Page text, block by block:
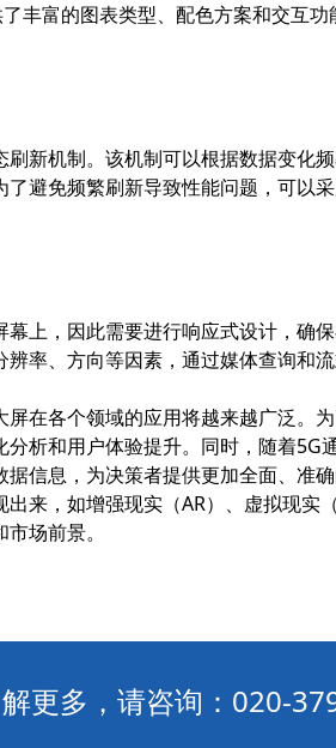
丰富的图表类型、配色方案和交互
新机制。该机制可以根据数据变化
避免频繁刷新导致性能问题，可以
上，因此需要进行响应式设计，确
率、方向等因素，通过媒体查询和
在各个领域的应用将越来越广泛。
析和用户体验提升。同时，随着5G
信息，为决策者提供更加全面、准
来，如增强现实（AR）、虚拟现实
场前景。
更多，请咨询：020-